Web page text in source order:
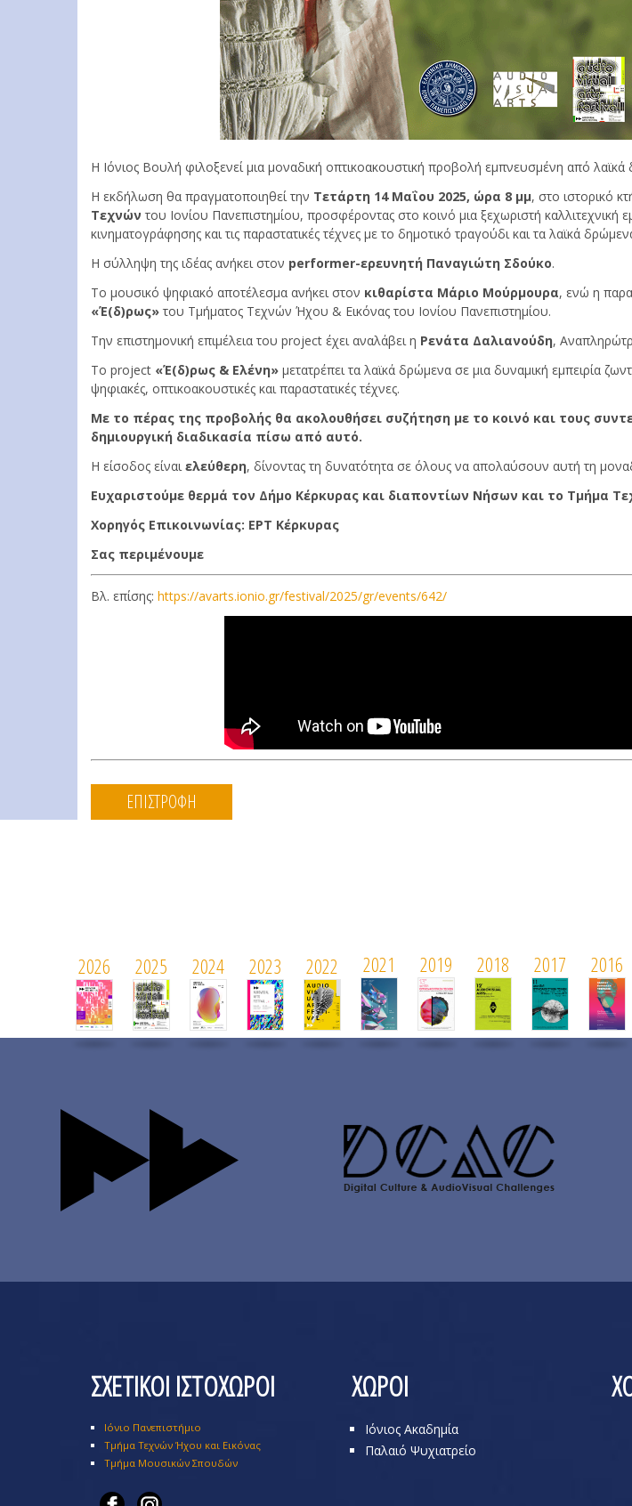
Η Ιόνιος Βουλή φιλοξενεί μια μοναδική οπτικοακουστική προβολή εμπνευσμένη από λαϊκά
Η εκδήλωση θα πραγματοποιηθεί την Τετάρτη 14 Μαΐου 2025, ώρα 8 μμ, στο ιστορικό
Τεχνών του Ιονίου Πανεπιστημίου, προσφέροντας στο κοινό μια ξεχωριστή καλλιτεχνική
κινηματογράφησης και τις παραστατικές τέχνες με το δημοτικό τραγούδι και τα λαϊκά
Η σύλληψη της ιδέας ανήκει στον performer-ερευνητή Παναγιώτη Σδούκο.
Το μουσικό ψηφιακό αποτέλεσμα ανήκει στον κιθαρίστα Μάριο Μούρμουρα, ενώ η
«Έ(δ)ρως» του Τμήματος Τεχνών Ήχου & Εικόνας του Ιονίου Πανεπιστημίου.
Την επιστημονική επιμέλεια του project έχει αναλάβει η Ρενάτα Δαλιανούδη,
Το project «Έ(δ)ρως & Ελένη» μετατρέπει τα λαϊκά δρώμενα σε μια δυναμική εμπειρία
ψηφιακές, οπτικοακουστικές και παραστατικές τέχνες.
Με το πέρας της προβολής θα ακολουθήσει συζήτηση με το κοινό και τους
δημιουργική διαδικασία πίσω από αυτό.
Η είσοδος είναι ελεύθερη, δίνοντας τη δυνατότητα σε όλους να απολαύσουν αυτή τη
Ευχαριστούμε θερμά τον Δήμο Κέρκυρας και διαποντίων Νήσων και το Τμήμα
Χορηγός Επικοινωνίας: ΕΡΤ Κέρκυρας
Σας περιμένουμε
Βλ. επίσης: https://avarts.ionio.gr/festival/2025/gr/events/642/
ΕΠΙΣΤΡΟΦΗ
2026 2025 2024 2023 2022 2021 2019 2018 2017 2016
ΣΧΕΤΙΚΟΙ ΙΣΤΟΧΩΡΟΙ
Ιόνιο Πανεπιστήμιο
Τμήμα Τεχνών Ήχου και Εικόνας
Τμήμα Μουσικών Σπουδών
ΧΩΡΟΙ
Ιόνιος Ακαδημία
Παλαιό Ψυχιατρείο